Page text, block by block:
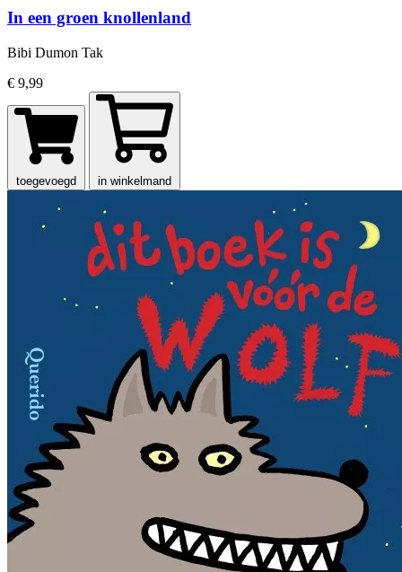
In een groen knollenland
Bibi Dumon Tak
€ 9,99
toegevoegd in winkelmand